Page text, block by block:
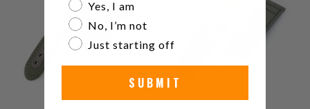
Are you a watch collector?
Yes, I am
No, I’m not
Just starting off
SUBMIT